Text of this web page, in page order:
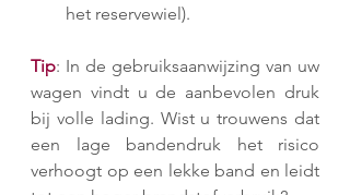
het reservewiel).
Tip: In de gebruiksaanwijzing van uw
wagen vindt u de aanbevolen druk
bij volle lading. Wist u trouwens dat
een lage bandendruk het risico
verhoogt op een lekke band en leidt